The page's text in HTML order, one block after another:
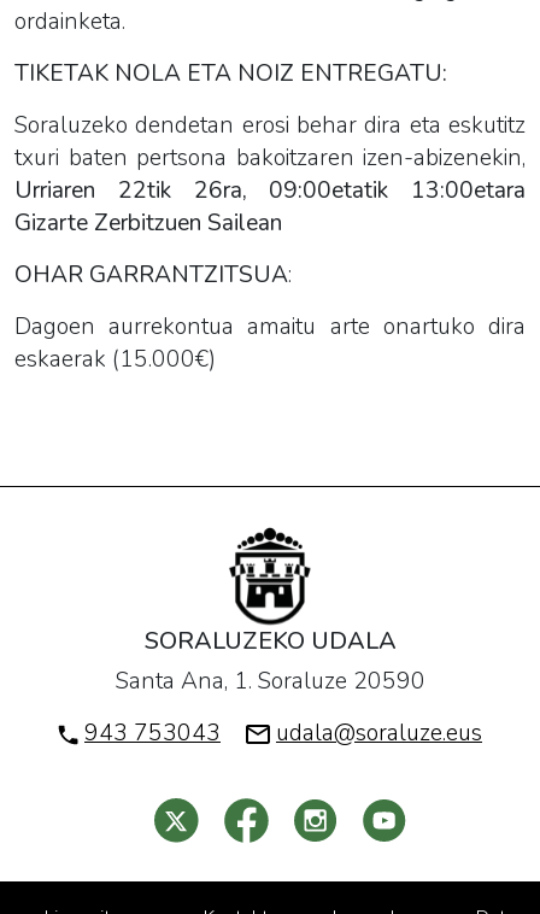
ordainketa.
TIKETAK NOLA ETA NOIZ ENTREGATU:
Soraluzeko dendetan erosi behar dira eta eskutitz
txuri baten pertsona bakoitzaren izen-abizenekin,
Urriaren 22tik 26ra, 09:00etatik 13:00etara
Gizarte Zerbitzuen Sailean
OHAR GARRANTZITSUA:
Dagoen aurrekontua amaitu arte onartuko dira
eskaerak (15.000€)
SORALUZEKO UDALA
Santa Ana, 1. Soraluze 20590
943 753043
udala@soraluze.eus